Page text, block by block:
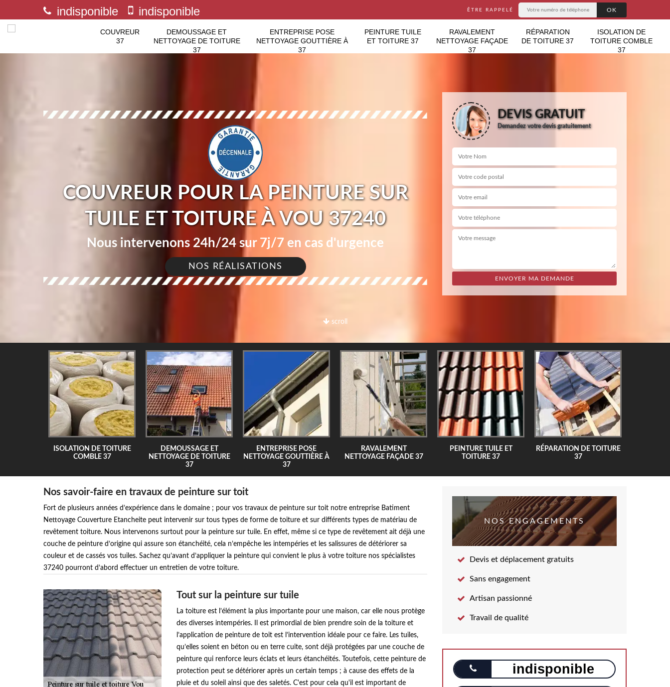
indisponible indisponible ÊTRE RAPPELÉ
COUVREUR
37
DEMOUSSAGE ET
NETTOYAGE DE TOITURE
37
ENTREPRISE POSE
NETTOYAGE GOUTTIÈRE À
37
PEINTURE TUILE
ET TOITURE 37
RAVALEMENT
NETTOYAGE FAÇADE
37
RÉPARATION
DE TOITURE 37
ISOLATION DE
TOITURE COMBLE
37
scroll
COUVREUR POUR LA PEINTURE SUR
TUILE ET TOITURE À VOU 37240
Nous intervenons 24h/24 sur 7j/7 en cas d'urgence
NOS RÉALISATIONS
DEVIS GRATUIT
Demandez votre devis gratuitement
ISOLATION DE TOITURE
COMBLE 37
DEMOUSSAGE ET
NETTOYAGE DE TOITURE
37
ENTREPRISE POSE
NETTOYAGE GOUTTIÈRE À
37
RAVALEMENT
NETTOYAGE FAÇADE 37
PEINTURE TUILE ET
TOITURE 37
RÉPARATION DE TOITURE
37
Nos savoir-faire en travaux de peinture sur toit
Fort de plusieurs années d’expérience dans le domaine ; pour vos travaux de peinture sur toit notre entreprise Batiment
Nettoyage Couverture Etancheite peut intervenir sur tous types de forme de toiture et sur différents types de matériau de
revêtement toiture. Nous intervenons surtout pour la peinture sur tuile. En effet, même si ce type de revêtement ait déjà une
couche de peinture d’origine qui assure son étanchéité, cela n’empêche les intempéries et les salissures de détériorer sa
couleur et de cassés vos tuiles. Sachez qu’avant d’appliquer la peinture qui convient le plus à votre toiture nos spécialistes
37240 pourront d’abord effectuer un entretien de votre toiture.
Tout sur la peinture sur tuile
La toiture est l’élément la plus importante pour une maison, car elle nous protège
des diverses intempéries. Il est primordial de bien prendre soin de la toiture et
l’application de peinture de toit est l’intervention idéale pour ce faire. Les tuiles,
qu’elles soient en béton ou en terre cuite, sont déjà protégées par une couche de
peinture qui renforce leurs éclats et leurs étanchéités. Toutefois, cette peinture de
protection peut se détériorer après un certain temps ; à cause des effets de la
pluie et du soleil ainsi que des saletés. C'est pour cela qu'il est important de
NOS ENGAGEMENTS
Devis et déplacement gratuits
Sans engagement
Artisan passionné
Travail de qualité
indisponible